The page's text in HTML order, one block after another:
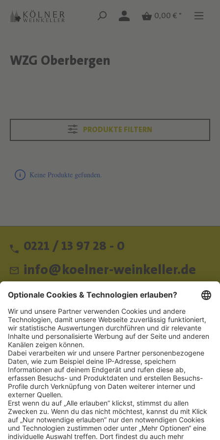
Zum Hauptinhalt springen
Zum Hauptinhalt springen
0,00 € *
Text überspringen
WZG Oberbergen
Text überspringen
PRODUKTE FILTERN
Keine Produkte gefunden.
0221 / 13 97 28 - 0
info@koelner-weinkeller.de
Schnellzugriff
ZAHLUNGSMETHODEN
SOCIAL
NEWSLETTER
BESUCHEN SIE UNS